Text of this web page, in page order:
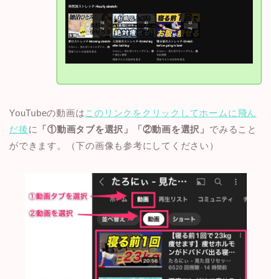
YouTubeの動画はこのリンクをクリックしてホームに飛ん
だ後に 「①動画タブを選択」「②動画を選択」 でみること
ができます。（下の画像も参考にしてください）